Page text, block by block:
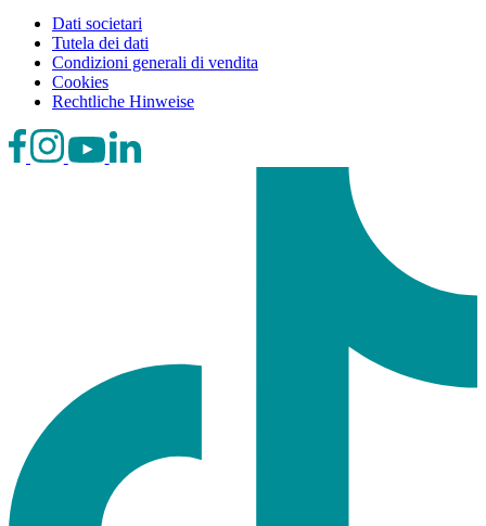
Dati societari
Tutela dei dati
Condizioni generali di vendita
Cookies
Rechtliche Hinweise